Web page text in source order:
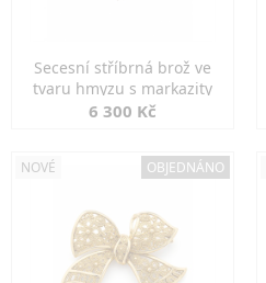
Secesní stříbrná brož ve
tvaru hmyzu s markazity
6 300 Kč
NOVÉ OBJEDNÁNO